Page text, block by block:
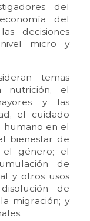
del
del
decisiones
micro y
temas
nutrición, el
y las
el cuidado
humano en el
bienestar de
el género; el
de
y otros usos
de
migración; y